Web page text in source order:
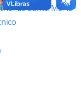
de Santa Maria